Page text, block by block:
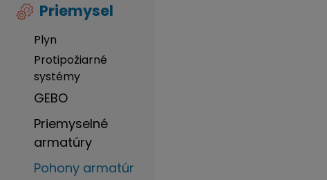
Priemysel
Plyn
Protipožiarné
systémy
GEBO
Priemyselné
armatúry
Pohony armatúr